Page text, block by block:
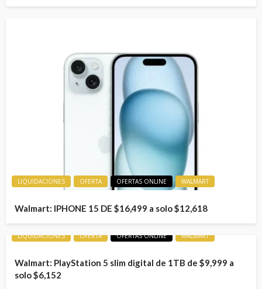
LIQUIDACIONES OFERTA OFERTAS ONLINE WALMART
Walmart: IPHONE 15 DE $16,499 a solo $12,618
LIQUIDACIONES OFERTA OFERTAS ONLINE WALMART
Walmart: PlayStation 5 slim digital de 1TB de $9,999 a
solo $6,152